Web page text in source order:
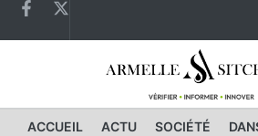
ACCUEIL ACTU SOCIÉTÉ